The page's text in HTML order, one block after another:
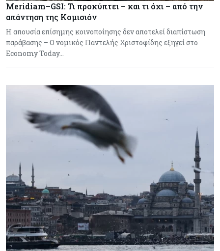
Meridiam–GSI: Τι προκύπτει – και τι όχι – από την
απάντηση της Κομισιόν
Η απουσία επίσημης κοινοποίησης δεν αποτελεί διαπίστωση
παράβασης – Ο νομικός Παντελής Χριστοφίδης εξηγεί στο
Economy Today…